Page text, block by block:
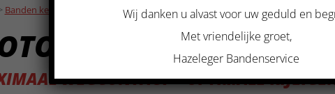
Banden keuze Motorbanden
WEGCONTACT – OPTIMALE
Wij danken u alvast voor uw geduld en
Met vriendelijke groet,
Hazeleger Bandenservice